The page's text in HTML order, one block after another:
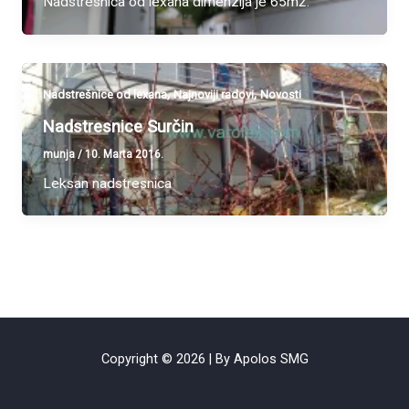
Nadstrešnice od lexana,Najnoviji radovi,Novosti
Nadstresnice Surčin
munja/10. Marta 2016.
Leksan nadstresnica
Copyright © 2026 | By Apolos SMG